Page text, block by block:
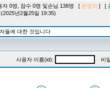
자 0명, 잠수 0명 및손님 138명 [ 운영자 ] [
(2025년2월25일 19:35)
들에 대한 것입니다
사용자 이름(id): 비